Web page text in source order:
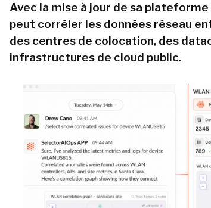
Avec la mise à jour de sa
peut corréler les données réseau
des centres de colocation, des
infrastructures de cloud public.